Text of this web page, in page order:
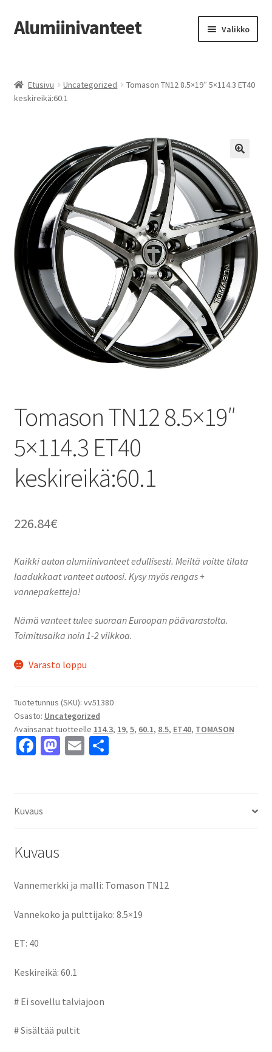
Siirry
navigointiin
Siirry
sisältöön
Alumiinivanteet Valikko
Kauppa
Tilausohjeet
Vanteiden osto-opas
Auton renkaat
Yhteystiedot
Etusivu Uncategorized
Tomason TN12 8.5×19″ 5×114.3 ET40
keskireikä:60.1
Tomason TN12 8.5×19″
5×114.3 ET40
keskireikä:60.1
226.84€
Kaikki auton alumiinivanteet edullisesti. Meiltä voitte tilata
laadukkaat vanteet autoosi. Kysy myös rengas +
vannepaketteja!
Nämä vanteet tulee suoraan Euroopan päävarastolta.
Toimitusaika noin 1-2 viikkoa.
Varasto loppu
Tuotetunnus (SKU): vv51380
Osasto: Uncategorized
Avainsanat tuotteelle 114.3, 19, 5, 60.1, 8.5, ET40, TOMASON
Fa
o
M E S
Kuvaus
Kuvaus
Vannemerkki ja malli: Tomason TN12
Vannekoko ja pulttijako: 8.5×19
ET: 40
Keskireikä: 60.1
# Ei sovellu talviajoon
# Sisältää pultit